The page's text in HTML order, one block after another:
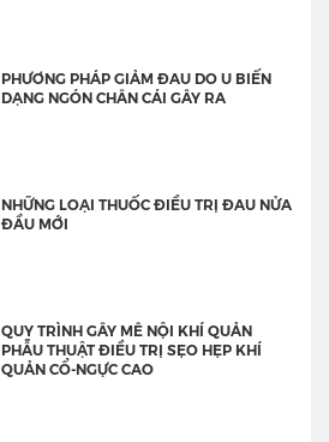
PHƯƠNG PHÁP GIẢM ĐAU DO U BIẾN
DẠNG NGÓN CHÂN CÁI GÂY RA
NHỮNG LOẠI THUỐC ĐIỀU TRỊ ĐAU NỬA
ĐẦU MỚI
QUY TRÌNH GÂY MÊ NỘI KHÍ QUẢN
PHẪU THUẬT ĐIỀU TRỊ SẸO HẸP KHÍ
QUẢN CỔ-NGỰC CAO